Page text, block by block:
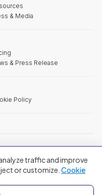
& Media
& Press Release
Policy
Urban Area, An Khanh
traffic and improve
or customize. Cookie